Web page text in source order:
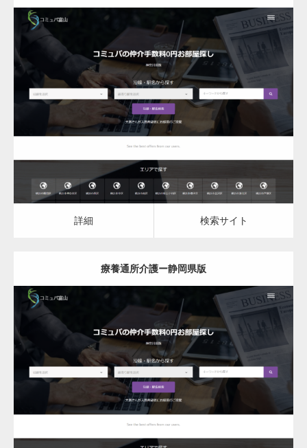
更新日：2023.03.09
検索サイト
詳細 検索サイト
療養通所介護ー静岡県版
更新日：2023.03.09
検索サイト